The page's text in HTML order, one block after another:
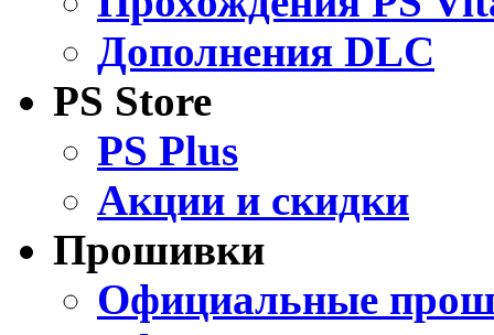
Дополнения DLC
PS Store
PS Plus
Акции и скидки
Прошивки
Официальные